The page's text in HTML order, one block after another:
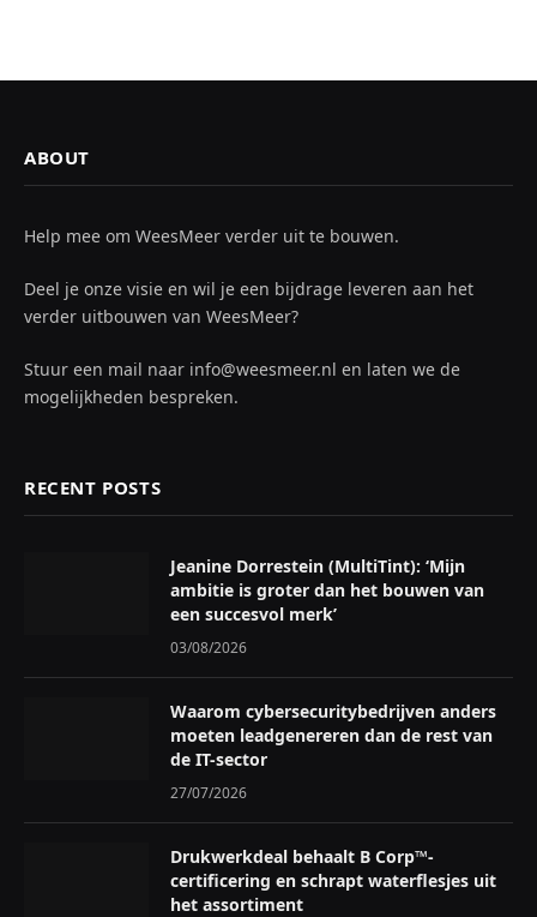
ABOUT
Help mee om WeesMeer verder uit te bouwen.
Deel je onze visie en wil je een bijdrage leveren aan het
verder uitbouwen van WeesMeer?
Stuur een mail naar info@weesmeer.nl en laten we de
mogelijkheden bespreken.
RECENT POSTS
Jeanine Dorrestein (MultiTint): ‘Mijn
ambitie is groter dan het bouwen van
een succesvol merk’
03/08/2026
Waarom cybersecuritybedrijven anders
moeten leadgenereren dan de rest van
de IT-sector
27/07/2026
Drukwerkdeal behaalt B Corp™-
certificering en schrapt waterflesjes uit
het assortiment